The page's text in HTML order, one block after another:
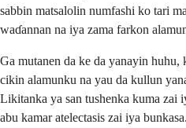
sabbin matsalolin numfashi ko tari
waɗannan na iya zama farkon
Ga mutanen da ke da yanayin
cikin alamunku na yau da kullun
Likitanka ya san tushenka kuma zai
abu kamar atelectasis zai iya bunkasa.